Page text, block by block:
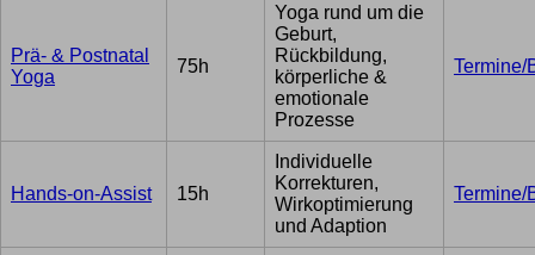
Prä- & Postnatal
Yoga
75h
Yoga rund um die
Geburt,
Rückbildung,
körperliche &
emotionale
Prozesse
Termine/
Hands-on-Assist 15h
Individuelle
Korrekturen,
Wirkoptimierung
und Adaption
Termine/